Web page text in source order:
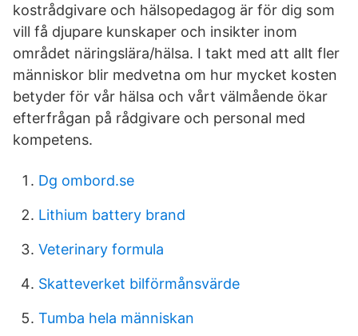
kostrådgivare och hälsopedagog är för dig som
vill få djupare kunskaper och insikter inom
området näringslära/hälsa. I takt med att allt fler
människor blir medvetna om hur mycket kosten
betyder för vår hälsa och vårt välmående ökar
efterfrågan på rådgivare och personal med
kompetens.
Dg ombord.se
Lithium battery brand
Veterinary formula
Skatteverket bilförmånsvärde
Tumba hela människan